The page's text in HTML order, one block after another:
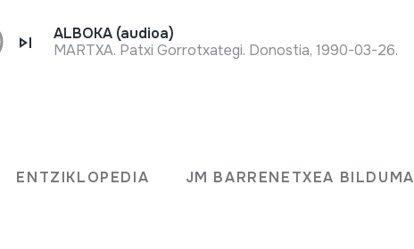
ENTZIKLOPEDIA JM BARRENETXEA BILDUMA
ALBOKA (audioa)
MARTXA. Patxi Gorrotxategi. Donostia, 1990-03-26.
puaz)